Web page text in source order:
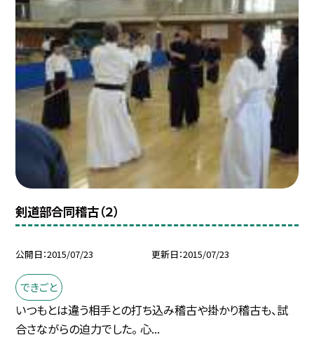
剣道部合同稽古（２）
公開日 2015/07/23 更新日 2015/07/23
できごと
いつもとは違う相手との打ち込み稽古や掛かり稽古も、試
合さながらの迫力でした。 心...